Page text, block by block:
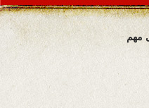
مهم